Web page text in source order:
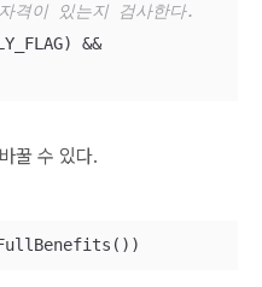
격이 있는지 검사한다.
&&
꿀 수 있다.